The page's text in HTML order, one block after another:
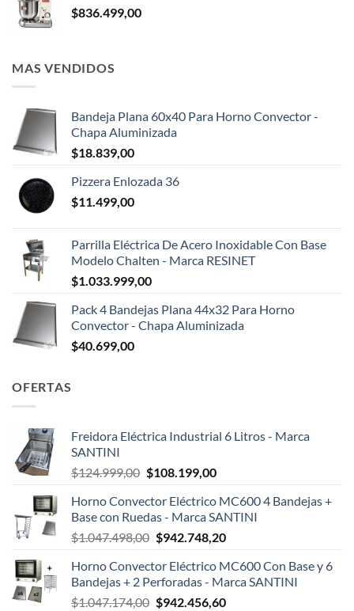
$836.499,00
MAS VENDIDOS
Bandeja Plana 60x40 Para Horno Convector -
Chapa Aluminizada
$18.839,00
Pizzera Enlozada 36
$11.499,00
Parrilla Eléctrica De Acero Inoxidable Con Base
Modelo Chalten - Marca RESINET
$1.033.999,00
Pack 4 Bandejas Plana 44x32 Para Horno
Convector - Chapa Aluminizada
$40.699,00
OFERTAS
Freidora Eléctrica Industrial 6 Litros - Marca
SANTINI
$124.999,00 El
original
era:
$124.999,00.
$108.199,00El
actual
es:
$108.199,00.
Horno Convector Eléctrico MC600 4 Bandejas +
Base con Ruedas - Marca SANTINI
$1.047.498,00 El
original
era:
$1.047.498,00.
$942.748,20El
actual
es:
$942.748,20.
Horno Convector Eléctrico MC600 Con Base y 6
Bandejas + 2 Perforadas - Marca SANTINI
$1.047.174,00 El
$942.456,60El